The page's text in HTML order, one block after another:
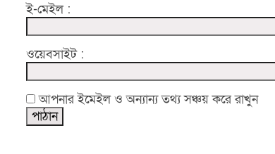
ই-মেইল :
ওয়েবসাইট :
আপনার ইমেইল ও অন্যান্য তথ্য সঞ্চয় করে রাখুন